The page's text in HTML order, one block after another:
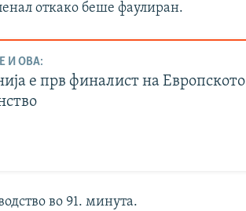
откако беше фаулиран.
И ОВА:
е прв финалист на Европското
во 91. минута.